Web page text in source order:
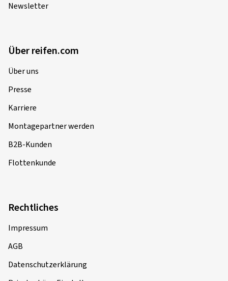
Newsletter
Über reifen.com
Über uns
Presse
Karriere
Montagepartner werden
B2B-Kunden
Flottenkunde
Rechtliches
Impressum
AGB
Datenschutzerklärung